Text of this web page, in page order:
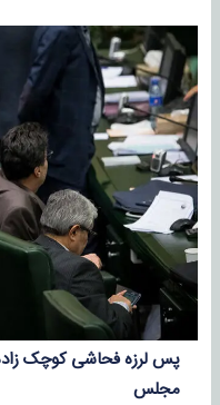
پس لرزه فحاشی کوچک
مجلس